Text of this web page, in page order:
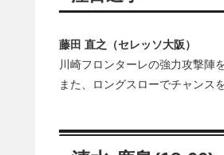
藤田 直之（セレッソ大阪）
川崎フロンターレの強力攻撃陣
また、ロングスローでチャンス